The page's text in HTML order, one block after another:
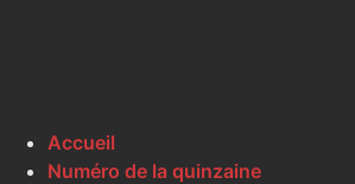
Accueil
Numéro de la quinzaine